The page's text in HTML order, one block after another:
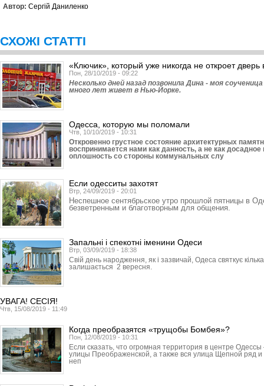
Автор: Сергій Даниленко
СХОЖІ СТАТТІ
«Ключик», который уже никогда не откроет дверь
Пон, 28/10/2019 - 09:22
Несколько дней назад позвонила Дина - моя
много лет живет в Нью-Йорке.
Одесса, которую мы поломали
Чтв, 10/10/2019 - 10:31
Откровенно грустное состояние архитектурных
воспринимается нами как данность, а не как
оплошность со стороны коммунальных слу
Если одесситы захотят
Втр, 24/09/2019 - 20:01
Неспешное сентябрьское утро прошлой пятницы в
безветренным и благотворным для общения.
Запальні і спекотні іменини Одеси
Втр, 03/09/2019 - 18:38
Свій день народження, як і зазвичай, Одеса святкує
залишається 2 вересня.
УВАГА! СЕСІЯ!
Чтв, 15/08/2019 - 11:49
Когда преобразятся «трущобы Бомбея»?
Пон, 12/08/2019 - 10:31
Если сказать, что огромная территория в центре
улицы Преображенской, а также вся улица Щепной ряд и
неп